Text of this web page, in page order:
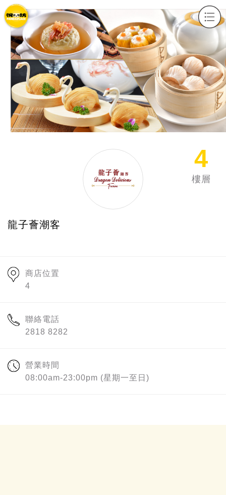
龍子薈潮客
4
樓層
商店位置
4
聯絡電話
2818 8282
營業時間
08:00am-23:00pm (星期一至日)
x